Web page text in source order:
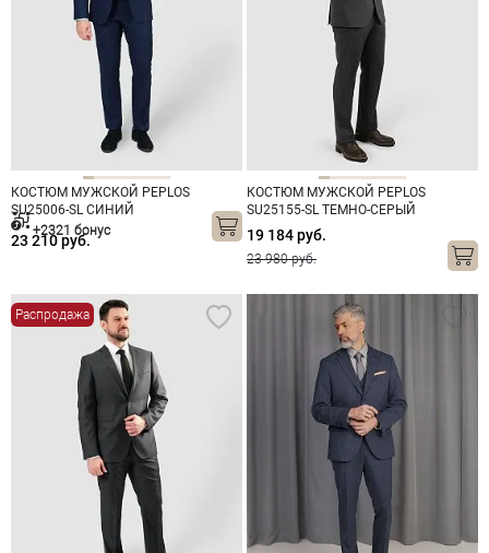
КОСТЮМ МУЖСКОЙ PEPLOS
SU25006-SL СИНИЙ
23 210 руб.
+2321 бонус
КОСТЮМ МУЖСКОЙ PEPLOS
SU25155-SL ТЕМНО-СЕРЫЙ
19 184 руб.
23 980 руб.
Распродажа